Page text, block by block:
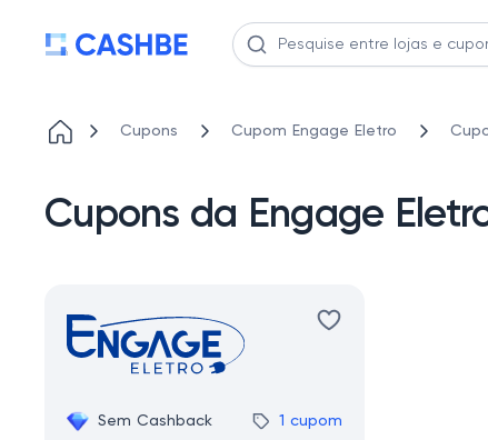
Cupons Cupom Engage Eletro
Cupons da Engage
Sem Cashback 1 cupom